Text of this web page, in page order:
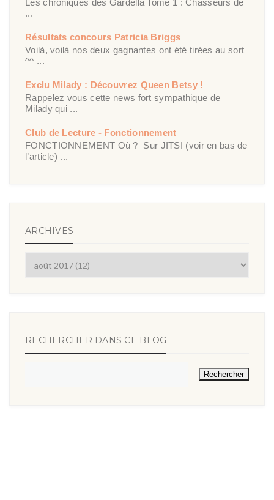
...
Résultats concours Patricia Briggs
Voilà, voilà nos deux gagnantes ont été tirées au sort
^^ ...
Exclu Milady : Découvrez Queen Betsy !
Rappelez vous cette news fort sympathique de
Milady qui ...
Club de Lecture - Fonctionnement
FONCTIONNEMENT Où ? Sur JITSI (voir en bas de
l’article) ...
ARCHIVES
RECHERCHER DANS CE BLOG